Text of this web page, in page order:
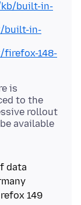
kb/built-in-
built-in-
148-
is
to the
rollout
available
data
149